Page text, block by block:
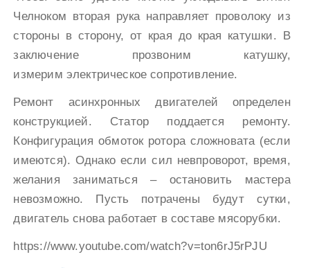
Челноком вторая рука направляет проволоку из
стороны в сторону, от края до края катушки. В
заключение прозвоним катушку,
измерим электрическое сопротивление.
Ремонт асинхронных двигателей определен
конструкцией. Статор поддается ремонту.
Конфигурация обмоток ротора сложновата (если
имеются). Однако если сил невпроворот, время,
желания заниматься – остановить мастера
невозможно. Пусть потрачены будут сутки,
двигатель снова работает в составе мясорубки.
https://www.youtube.com/watch?v=ton6rJ5rPJU